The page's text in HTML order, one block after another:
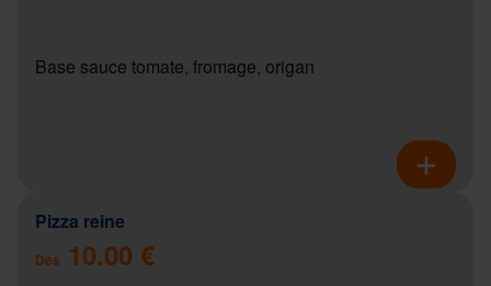
Base sauce tomate, fromage, origan
Pizza reine
Dès 10.00 €